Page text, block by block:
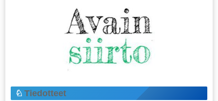
Tiedotteet